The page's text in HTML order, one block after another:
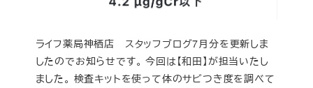
ライフ薬局神栖店 スタッフブログ7月分を更新しま
したのでお知らせです。 今回は【和田】が担当いたし
ました。 検査キットを使って体のサビつき度を調べて